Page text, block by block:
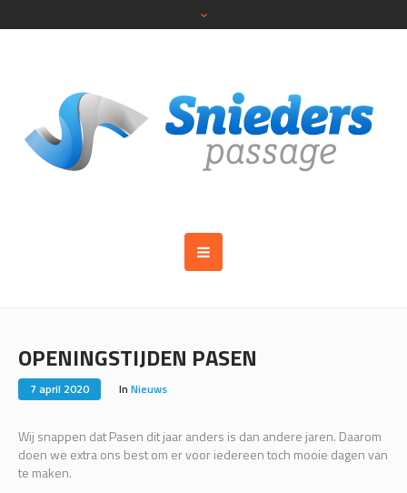
OPENINGSTIJDEN PASEN
7 april 2020 In Nieuws
Wij snappen dat Pasen dit jaar anders is dan andere jaren. Daarom
doen we extra ons best om er voor iedereen toch mooie dagen van
te maken.